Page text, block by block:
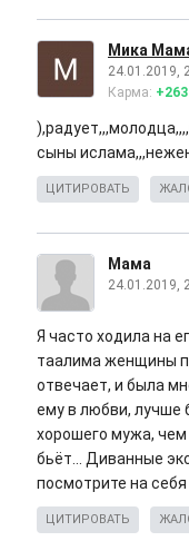
Мика
24.01.2019,
Карма: +263
сыны
ЦИТИРОВАТЬ
Мама
24.01.2019,
Я часто ходила на
таалима женщины
отвечает, и была
ему в любви, лучше
хорошего мужа,
бьёт... Диванные
посмотрите на
ЦИТИРОВАТЬ